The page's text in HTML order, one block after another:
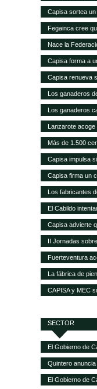
reparto más
Capisa sortea un
Fegainca cree
competitiva de
Nace la
que por vez
Capisa forma a
manejo de
Capisa renueva
Canaria en su
Los ganaderos
desaparición
Los ganaderos
Gobierno que
Lanzarote
pienso y
sector
Más de 1.500
Gran Canaria
Capisa impulsa
Capisa firma un
Los fabricantes
El Cabildo
Capisa advierte
al sector
II Jornadas
Fuerteventura
artificial en el
La fábrica de
Canarias
CAPISA y MEC
SECTOR
El Gobierno de
queseros de
Quintero
millones del
El Gobierno de